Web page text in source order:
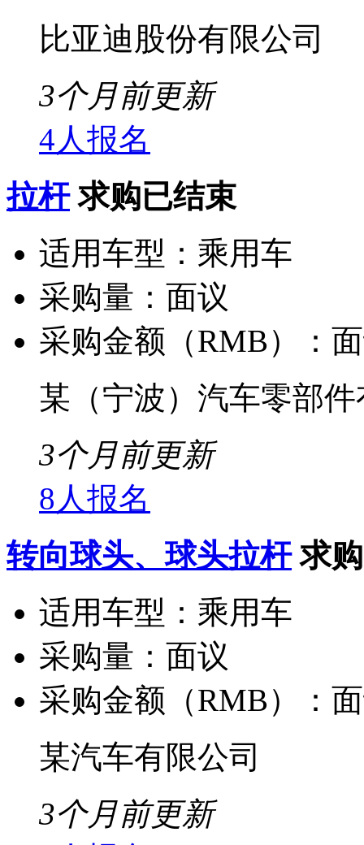
比亚迪股份有限公司
3个月前更新
4人报名
拉杆 求购已结束
适用车型： 乘用车
采购量： 面议
采购金额（RMB）：
某（宁波）汽车零部
3个月前更新
8人报名
转向球头、球头拉杆 求
适用车型： 乘用车
采购量： 面议
采购金额（RMB）：
某汽车有限公司
3个月前更新